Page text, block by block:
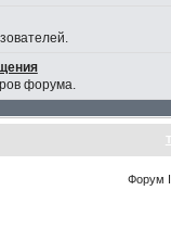
форума.
Форум